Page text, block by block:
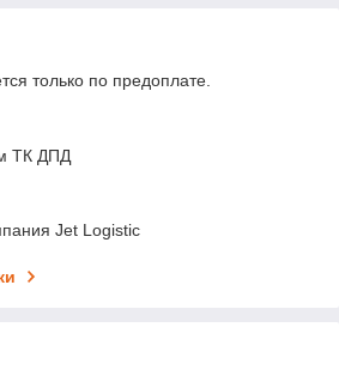
только по предоплате.
ТК ДПД
Jet Logistic